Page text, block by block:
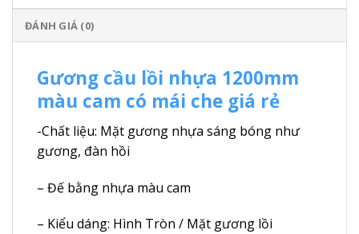
ĐÁNH GIÁ (0)
Gương cầu lồi nhựa 1200mm
màu cam có mái che giá rẻ
-Chất liệu: Mặt gương nhựa sáng bóng như
gương, đàn hồi
– Đế bằng nhựa màu cam
– Kiểu dáng: Hình Tròn / Mặt gương lồi